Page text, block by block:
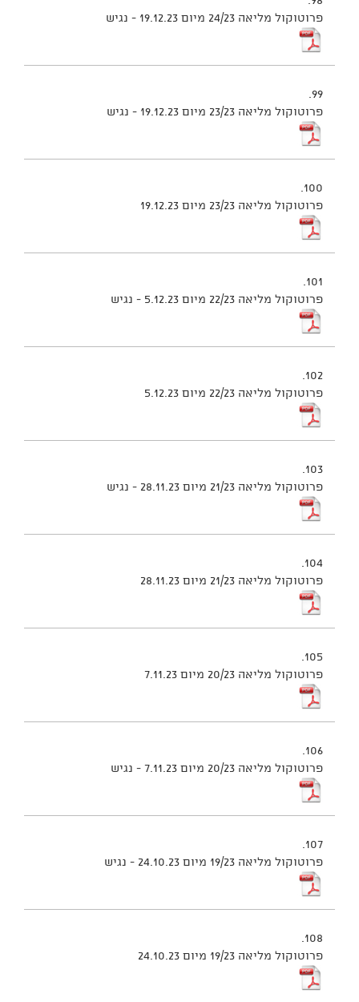
פרוטוקול מליאה 24/23 מיום 19.12.23 - נגיש
99.
פרוטוקול מליאה 23/23 מיום 19.12.23 - נגיש
100.
פרוטוקול מליאה 23/23 מיום 19.12.23
101.
פרוטוקול מליאה 22/23 מיום 5.12.23 - נגיש
102.
פרוטוקול מליאה 22/23 מיום 5.12.23
103.
פרוטוקול מליאה 21/23 מיום 28.11.23 - נגיש
104.
פרוטוקול מליאה 21/23 מיום 28.11.23
105.
פרוטוקול מליאה 20/23 מיום 7.11.23
106.
פרוטוקול מליאה 20/23 מיום 7.11.23 - נגיש
107.
פרוטוקול מליאה 19/23 מיום 24.10.23 - נגיש
108.
פרוטוקול מליאה 19/23 מיום 24.10.23